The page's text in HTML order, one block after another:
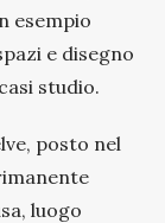
esempio
e disegno
studio.
posto nel
luogo